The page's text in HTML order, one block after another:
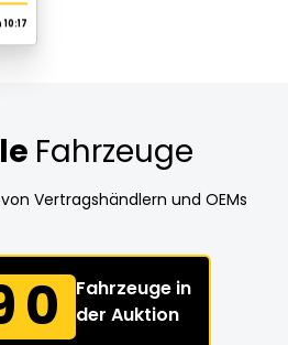
Fahrzeuge
Vertragshändlern und OEMs
Fahrzeuge in
der Auktion